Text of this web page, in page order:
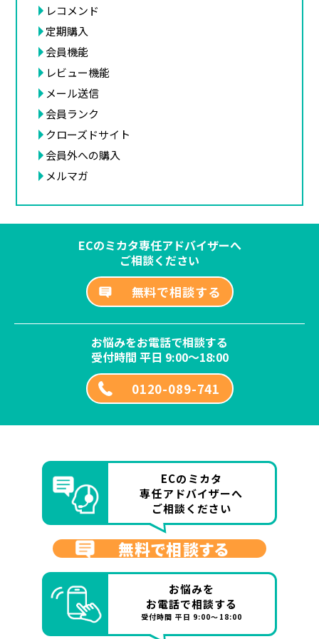
レコメンド
定期購入
会員機能
レビュー機能
メール送信
会員ランク
クローズドサイト
会員外への購入
メルマガ
ECのミカタ専任アドバイザーへ
ご相談ください
無料で相談する
お悩みをお電話で相談する
受付時間 平日 9:00～18:00
0120-089-741
ECのミカタ
専任アドバイザーへ
ご相談ください
無料で相談する
お悩みを
お電話で相談する
受付時間 平日 9:00～18:00